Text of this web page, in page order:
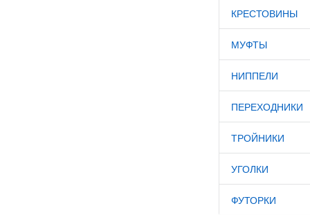
КРЕСТОВИНЫ
МУФТЫ
НИППЕЛИ
ПЕРЕХОДНИКИ
ТРОЙНИКИ
УГОЛКИ
ФУТОРКИ